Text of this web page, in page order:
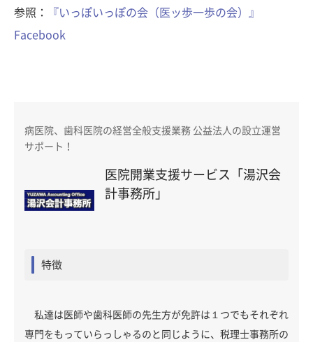
参照：
『いっぽいっぽの会（医ッ歩一歩の会）』
Facebook
病医院、歯科医院の経営全般支援業務 公益法人の設立運営
サポート！
医院開業支援サービス「湯沢会
計事務所」
特徴
私達は医師や歯科医師の先生方が免許は１つでもそれぞれ
専門をもっていらっしゃるのと同じように、税理士事務所の